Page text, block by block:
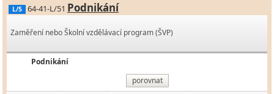
L/5 64-41-L/51 Podnikání
Zaměření nebo Školní vzdělávací program (ŠVP)
Podnikání
porovnat